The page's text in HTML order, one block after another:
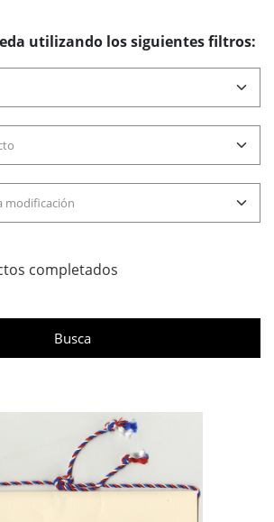
utilizando los siguientes filtros:
completados
Busca